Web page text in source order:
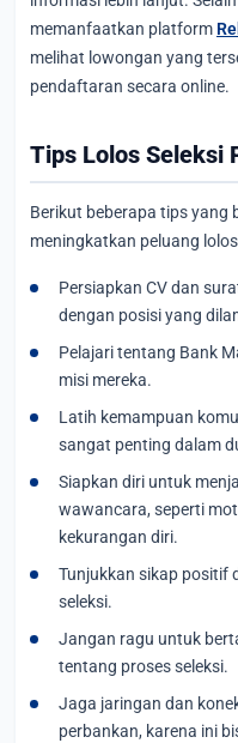
memanfaatkan platform
melihat lowongan yang
pendaftaran secara online.
Tips Lolos Seleksi
Berikut beberapa tips yang
meningkatkan peluang
Persiapkan CV dan
dengan posisi yang
Pelajari tentang Bank
misi mereka.
Latih kemampuan
sangat penting dalam
Siapkan diri untuk
wawancara, seperti
kekurangan diri.
Tunjukkan sikap positif
seleksi.
Jangan ragu untuk
tentang proses seleksi.
Jaga jaringan dan
perbankan, karena ini